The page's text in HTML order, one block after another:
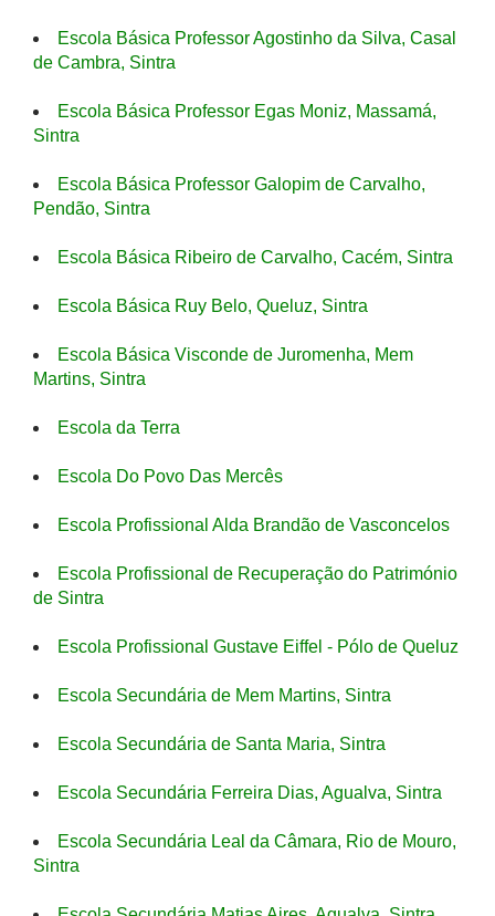
Escola Básica Professor Agostinho da Silva, Casal
de Cambra, Sintra
Escola Básica Professor Egas Moniz, Massamá,
Sintra
Escola Básica Professor Galopim de Carvalho,
Pendão, Sintra
Escola Básica Ribeiro de Carvalho, Cacém, Sintra
Escola Básica Ruy Belo, Queluz, Sintra
Escola Básica Visconde de Juromenha, Mem
Martins, Sintra
Escola da Terra
Escola Do Povo Das Mercês
Escola Profissional Alda Brandão de Vasconcelos
Escola Profissional de Recuperação do Património
de Sintra
Escola Profissional Gustave Eiffel - Pólo de Queluz
Escola Secundária de Mem Martins, Sintra
Escola Secundária de Santa Maria, Sintra
Escola Secundária Ferreira Dias, Agualva, Sintra
Escola Secundária Leal da Câmara, Rio de Mouro,
Sintra